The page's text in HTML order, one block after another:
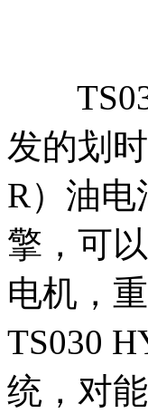
发的划
R）油
擎，可
电机，
TS030
统，对